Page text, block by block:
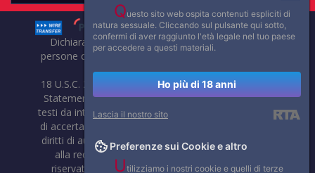
Dichiarazione di non responsabilità: tutti i membri e le
persone che compaiono su questo sito hanno almeno 18
anni.
18 U.S.C. 2257 Record-Keeping Requirements Compliance
Statement. Affaritaliani, prima di pubblicare foto, video o
testi da internet, compie tutte le opportune verifiche al fine
di accertarne il libero regime di circolazione e non violare i
diritti di autore o altri diritti esclusivi di terzi. Per segnalare
alla redazione eventuali errori nell'uso del materiale
riservato, scriveteci: provvederemo prontamente alla
Questo sito web ospita contenuti espliciti di
natura sessuale. Cliccando sul pulsante qui sotto,
confermi di aver raggiunto l'età legale nel tuo paese
per accedere a questi materiali.
Ho più di 18 anni
Lascia il nostro sito
Preferenze sui Cookie e altro
Utilizziamo i nostri cookie e quelli di terze